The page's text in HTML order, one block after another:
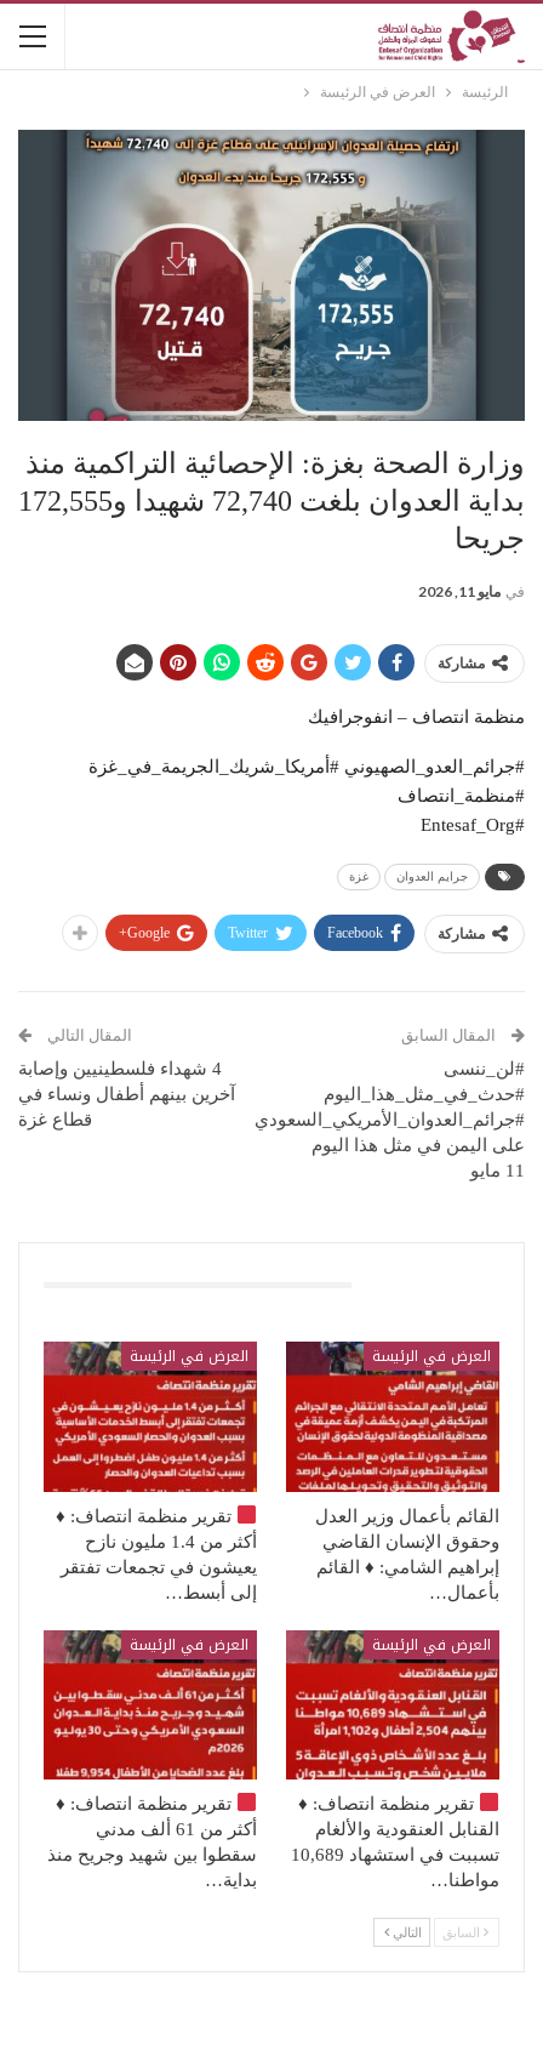
الرئيسة العرض في الرئيسة
وزارة الصحة بغزة: الإحصائية التراكمية منذ
بداية العدوان بلغت 72,740 شهيدا و172,555
جريحا
في مايو 11, 2026
مشاركة
منظمة انتصاف – انفوجرافيك
#جرائم_العدو_الصهيوني #أمريكا_شريك_الجريمة_في_غزة
#منظمة_انتصاف
#Entesaf_Org
جرايم العدوان غزة
مشاركة Facebook
Twitter
Google+
المقال السابق
#لن_ننسى
#حدث_في_مثل_هذا_اليوم
#جرائم_العدوان_الأمريكي_السعودي
على اليمن في مثل هذا اليوم
11 مايو
المقال التالي
4 شهداء فلسطينيين وإصابة
آخرين بينهم أطفال ونساء في
قطاع غزة
العرض في الرئيسة
القائم بأعمال وزير العدل
وحقوق الإنسان القاضي
إبراهيم الشامي: ♦️ القائم
بأعمال…
العرض في الرئيسة
تقرير منظمة انتصاف: ♦️
أكثر من 1.4 مليون نازح
يعيشون في تجمعات تفتقر
إلى أبسط…
العرض في الرئيسة
تقرير منظمة انتصاف: ♦️
القنابل العنقودية والألغام
تسببت في استشهاد 10,689
مواطنا…
العرض في الرئيسة
تقرير منظمة انتصاف: ♦️
أكثر من 61 ألف مدني
سقطوا بين شهيد وجريح منذ
بداية…
السابق التالي